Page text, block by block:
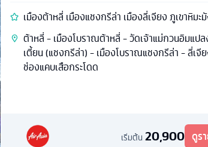
เมืองต้าหลี่ เมืองแชงกรีล่า เมืองลี่เจียง ภูเขาหิมะ
ต้าหลี่ - เมืองโบราณต้าหลี่ - วัดเจ้าแม่กวนอิมแป
เตี้ยน (แชงกรีล่า) - เมืองโบราณแชงกรีล่า - ลี่เจี
ช่องแคบเสือกระโดด
เริ่มต้น 20,900 ดูร